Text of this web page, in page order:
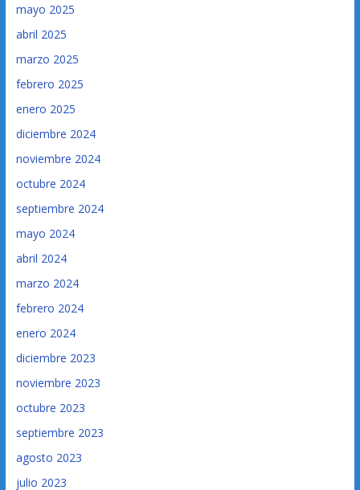
mayo 2025
abril 2025
marzo 2025
febrero 2025
enero 2025
diciembre 2024
noviembre 2024
octubre 2024
septiembre 2024
mayo 2024
abril 2024
marzo 2024
febrero 2024
enero 2024
diciembre 2023
noviembre 2023
octubre 2023
septiembre 2023
agosto 2023
julio 2023